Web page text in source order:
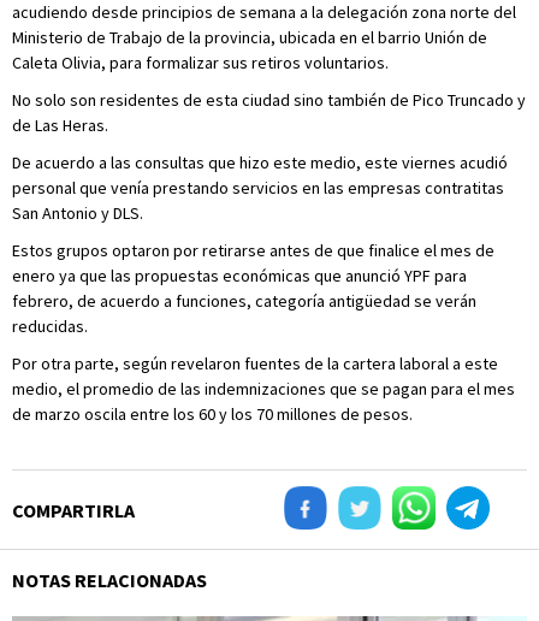
acudiendo desde principios de semana a la delegación zona norte del
Ministerio de Trabajo de la provincia, ubicada en el barrio Unión de
Caleta Olivia, para formalizar sus retiros voluntarios.
No solo son residentes de esta ciudad sino también de Pico Truncado y
de Las Heras.
De acuerdo a las consultas que hizo este medio, este viernes acudió
personal que venía prestando servicios en las empresas contratitas
San Antonio y DLS.
Estos grupos optaron por retirarse antes de que finalice el mes de
enero ya que las propuestas económicas que anunció YPF para
febrero, de acuerdo a funciones, categoría antigüedad se verán
reducidas.
Por otra parte, según revelaron fuentes de la cartera laboral a este
medio, el promedio de las indemnizaciones que se pagan para el mes
de marzo oscila entre los 60 y los 70 millones de pesos.
COMPARTIRLA
NOTAS RELACIONADAS